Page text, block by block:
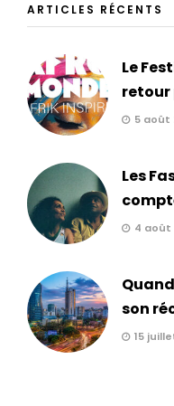
ARTICLES RÉCENTS
Le
retour
5 août
Les
4 août
son
15